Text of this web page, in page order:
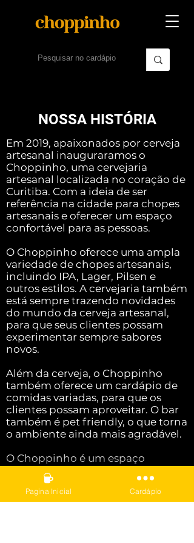
NOSSA HISTÓRIA
Em 2019, apaixonados por cerveja
artesanal inauguraramos o
Choppinho, uma cervejaria
artesanal localizada no coração de
Curitiba. Com a ideia de ser
referência na cidade para chopes
artesanais e oferecer um espaço
confortável para as pessoas.
O Choppinho oferece uma ampla
variedade de chopes artesanais,
incluindo IPA, Lager, Pilsen e
outros estilos. A cervejaria também
está sempre trazendo novidades
do mundo da cerveja artesanal,
para que seus clientes possam
experimentar sempre sabores
novos.
Além da cerveja, o Choppinho
também oferece um cardápio de
comidas variadas, para que os
clientes possam aproveitar. O bar
também é pet friendly, o que torna
o ambiente ainda mais agradável.
O Choppinho é um espaço
perfeito para quem quer
aproveitar uma cerveja artesanal
de qualidade em um ambiente
Pagina Inicial Cardápio